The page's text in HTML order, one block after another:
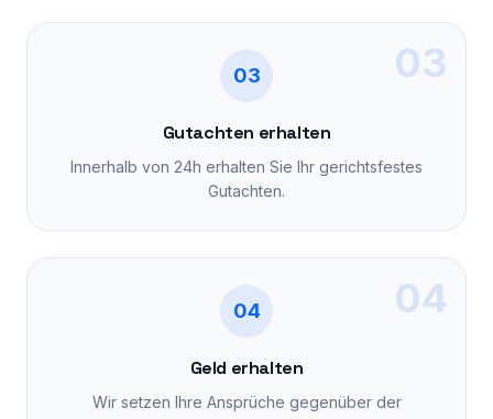
03
03
Gutachten erhalten
Innerhalb von 24h erhalten Sie Ihr gerichtsfestes
Gutachten.
04
04
Geld erhalten
Wir setzen Ihre Ansprüche gegenüber der